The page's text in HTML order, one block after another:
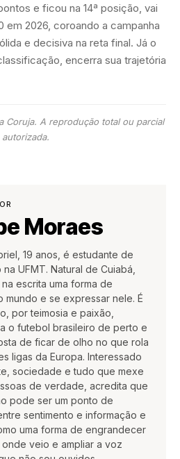
e ficou na 14ª posição, vai
em 2026, coroando a campanha
e decisiva na reta final. Já o
encerra sua trajetória
Coruja. A reprodução total ou parcial
Moraes
19 anos, é estudante de
UFMT. Natural de Cuiabá,
escrita uma forma de
mundo e se expressar nele. É
por teimosia e paixão,
o futebol brasileiro de perto e
de ficar de olho no que rola
ligas da Europa. Interessado
sociedade e tudo que mexe
de verdade, acredita que
pode ser um ponto de
sentimento e informação e
uma forma de engrandecer
veio e ampliar a voz